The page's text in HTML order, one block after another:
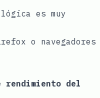
es muy
o navegadores
rendimiento del